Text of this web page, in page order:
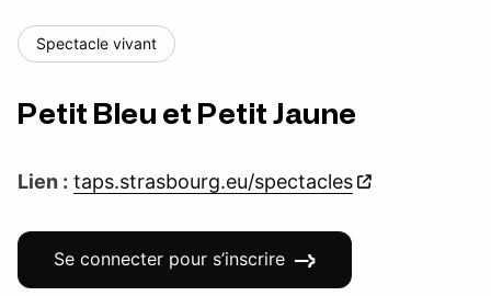
Spectacle vivant
Petit Bleu et Petit Jaune
Lien : taps.strasbourg.eu/spectacles
Se connecter pour s’inscrire